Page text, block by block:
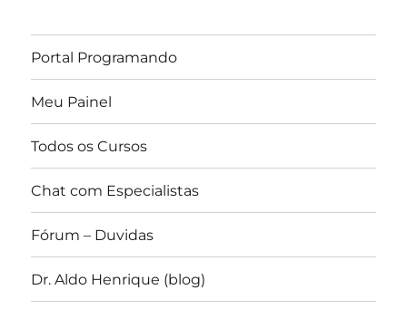
Portal Programando
Meu Painel
Todos os Cursos
Chat com Especialistas
Fórum – Duvidas
Dr. Aldo Henrique (blog)